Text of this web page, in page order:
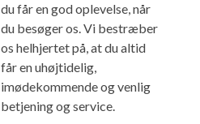
du får en god oplevelse, når
du besøger os. Vi bestræber
os helhjertet på, at du altid
får en uhøjtidelig,
imødekommende og venlig
betjening og service.